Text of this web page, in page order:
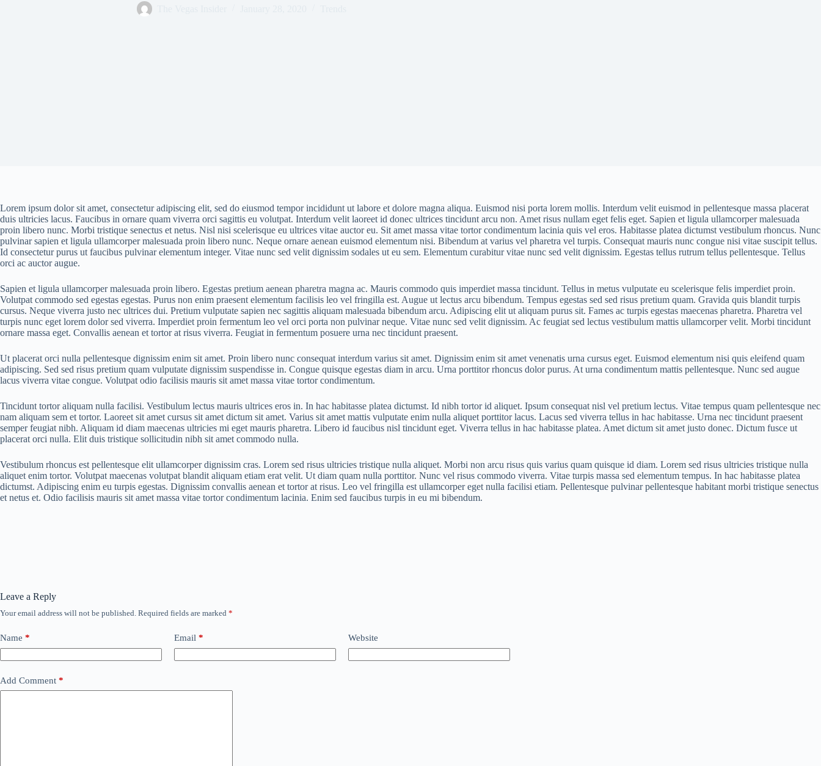
Lorem ipsum dolor sit amet, consectetur adipiscing elit, sed do eiusmod tempor incididunt ut labore et dolore magna aliqua. Euismod nisi porta lorem mollis. Interdum velit euismod in pellentesque massa placerat
duis ultricies lacus. Faucibus in ornare quam viverra orci sagittis eu volutpat. Interdum velit laoreet id donec ultrices tincidunt arcu non. Amet risus nullam eget felis eget. Sapien et ligula ullamcorper malesuada
proin libero nunc. Morbi tristique senectus et netus. Nisl nisi scelerisque eu ultrices vitae auctor eu. Sit amet massa vitae tortor condimentum lacinia quis vel eros. Habitasse platea dictumst vestibulum rhoncus. Nunc
pulvinar sapien et ligula ullamcorper malesuada proin libero nunc. Neque ornare aenean euismod elementum nisi. Bibendum at varius vel pharetra vel turpis. Consequat mauris nunc congue nisi vitae suscipit tellus.
Id consectetur purus ut faucibus pulvinar elementum integer. Vitae nunc sed velit dignissim sodales ut eu sem. Elementum curabitur vitae nunc sed velit dignissim. Egestas tellus rutrum tellus pellentesque. Tellus
orci ac auctor augue.
Sapien et ligula ullamcorper malesuada proin libero. Egestas pretium aenean pharetra magna ac. Mauris commodo quis imperdiet massa tincidunt. Tellus in metus vulputate eu scelerisque felis imperdiet proin.
Volutpat commodo sed egestas egestas. Purus non enim praesent elementum facilisis leo vel fringilla est. Augue ut lectus arcu bibendum. Tempus egestas sed sed risus pretium quam. Gravida quis blandit turpis
cursus. Neque viverra justo nec ultrices dui. Pretium vulputate sapien nec sagittis aliquam malesuada bibendum arcu. Adipiscing elit ut aliquam purus sit. Fames ac turpis egestas maecenas pharetra. Pharetra vel
turpis nunc eget lorem dolor sed viverra. Imperdiet proin fermentum leo vel orci porta non pulvinar neque. Vitae nunc sed velit dignissim. Ac feugiat sed lectus vestibulum mattis ullamcorper velit. Morbi tincidunt
ornare massa eget. Convallis aenean et tortor at risus viverra. Feugiat in fermentum posuere urna nec tincidunt praesent.
Ut placerat orci nulla pellentesque dignissim enim sit amet. Proin libero nunc consequat interdum varius sit amet. Dignissim enim sit amet venenatis urna cursus eget. Euismod elementum nisi quis eleifend quam
adipiscing. Sed sed risus pretium quam vulputate dignissim suspendisse in. Congue quisque egestas diam in arcu. Urna porttitor rhoncus dolor purus. At urna condimentum mattis pellentesque. Nunc sed augue
lacus viverra vitae congue. Volutpat odio facilisis mauris sit amet massa vitae tortor condimentum.
Tincidunt tortor aliquam nulla facilisi. Vestibulum lectus mauris ultrices eros in. In hac habitasse platea dictumst. Id nibh tortor id aliquet. Ipsum consequat nisl vel pretium lectus. Vitae tempus quam pellentesque nec
nam aliquam sem et tortor. Laoreet sit amet cursus sit amet dictum sit amet. Varius sit amet mattis vulputate enim nulla aliquet porttitor lacus. Lacus sed viverra tellus in hac habitasse. Urna nec tincidunt praesent
semper feugiat nibh. Aliquam id diam maecenas ultricies mi eget mauris pharetra. Libero id faucibus nisl tincidunt eget. Viverra tellus in hac habitasse platea. Amet dictum sit amet justo donec. Dictum fusce ut
placerat orci nulla. Elit duis tristique sollicitudin nibh sit amet commodo nulla.
Vestibulum rhoncus est pellentesque elit ullamcorper dignissim cras. Lorem sed risus ultricies tristique nulla aliquet. Morbi non arcu risus quis varius quam quisque id diam. Lorem sed risus ultricies tristique nulla
aliquet enim tortor. Volutpat maecenas volutpat blandit aliquam etiam erat velit. Ut diam quam nulla porttitor. Nunc vel risus commodo viverra. Vitae turpis massa sed elementum tempus. In hac habitasse platea
dictumst. Adipiscing enim eu turpis egestas. Dignissim convallis aenean et tortor at risus. Leo vel fringilla est ullamcorper eget nulla facilisi etiam. Pellentesque pulvinar pellentesque habitant morbi tristique senectus
et netus et. Odio facilisis mauris sit amet massa vitae tortor condimentum lacinia. Enim sed faucibus turpis in eu mi bibendum.
Leave a Reply
Your email address will not be published. Required fields are marked *
Name * Email * Website
Add Comment *